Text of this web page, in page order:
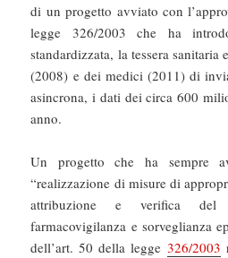
di un progetto avviato con
legge 326/2003 che ha
standardizzata, la tessera sanitaria
(2008) e dei medici (2011) di
asincrona, i dati dei circa 600
anno.
Un progetto che ha sempre
“realizzazione di misure di
attribuzione e verifica
farmacovigilanza e sorveglianza
dell’art. 50 della legge 326/2003